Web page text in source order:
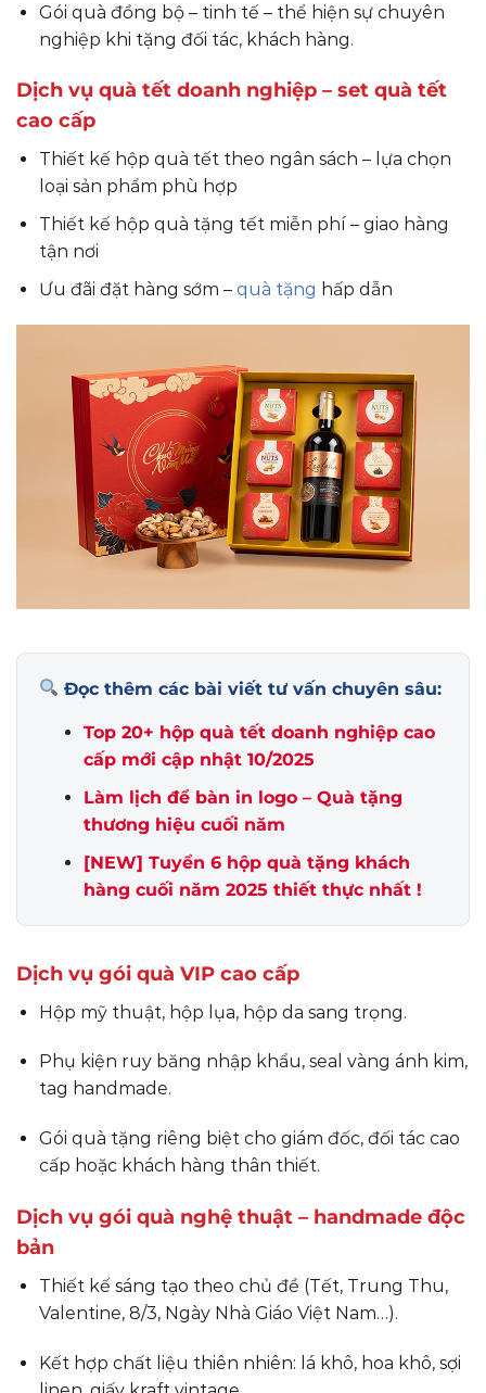
Gói quà đồng bộ – tinh tế – thể hiện sự chuyên
nghiệp khi tặng đối tác, khách hàng.
Dịch vụ quà tết doanh nghiệp – set quà tết
cao cấp
Thiết kế hộp quà tết theo ngân sách – lựa chọn
loại sản phẩm phù hợp
Thiết kế hộp quà tặng tết miễn phí – giao hàng
tận nơi
Ưu đãi đặt hàng sớm – quà tặng hấp dẫn
Đọc thêm các bài viết tư vấn chuyên sâu:
Top 20+ hộp quà tết doanh nghiệp cao
cấp mới cập nhật 10/2025
Làm lịch để bàn in logo – Quà tặng
thương hiệu cuối năm
[NEW] Tuyển 6 hộp quà tặng khách
hàng cuối năm 2025 thiết thực nhất !
Dịch vụ gói quà VIP cao cấp
Hộp mỹ thuật, hộp lụa, hộp da sang trọng.
Phụ kiện ruy băng nhập khẩu, seal vàng ánh kim,
tag handmade.
Gói quà tặng riêng biệt cho giám đốc, đối tác cao
cấp hoặc khách hàng thân thiết.
Dịch vụ gói quà nghệ thuật – handmade độc
bản
Thiết kế sáng tạo theo chủ đề (Tết, Trung Thu,
Valentine, 8/3, Ngày Nhà Giáo Việt Nam…).
Kết hợp chất liệu thiên nhiên: lá khô, hoa khô, sợi